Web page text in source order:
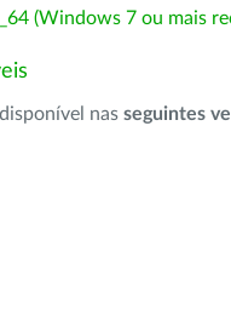
(Windows 7 ou mais
nas seguintes